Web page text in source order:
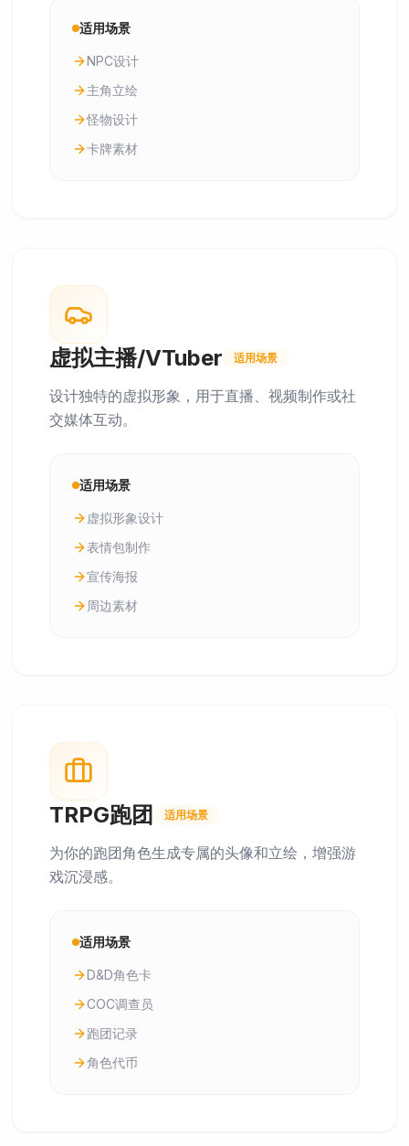
适用场景
NPC设计
主角立绘
怪物设计
卡牌素材
虚拟主播/VTuber 适用场景
设计独特的虚拟形象，用于直播、视频制作或社
交媒体互动。
适用场景
虚拟形象设计
表情包制作
宣传海报
周边素材
TRPG跑团 适用场景
为你的跑团角色生成专属的头像和立绘，增强游
戏沉浸感。
适用场景
D&D角色卡
COC调查员
跑团记录
角色代币